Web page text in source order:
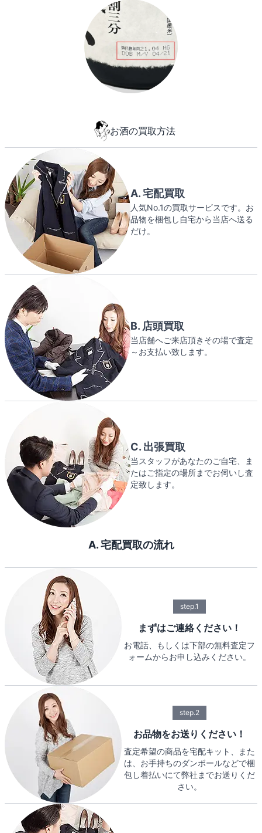
お酒の買取方法
A. 宅配買取
人気No.1の買取サービスです。お
品物を梱包し自宅から当店へ送る
だけ。
B. 店頭買取
当店舗へご来店頂きその場で査定
～お支払い致します。
C. 出張買取
当スタッフがあなたのご自宅、ま
たはご指定の場所までお伺いし査
定致します。
A. 宅配買取の流れ
step.1
まずはご連絡ください！
お電話、もしくは下部の無料査定フ
ォームからお申し込みください。
step.2
お品物をお送りください！
査定希望の商品を宅配キット、また
は、お手持ちのダンボールなどで梱
包し着払いにて弊社までお送りくだ
さい。